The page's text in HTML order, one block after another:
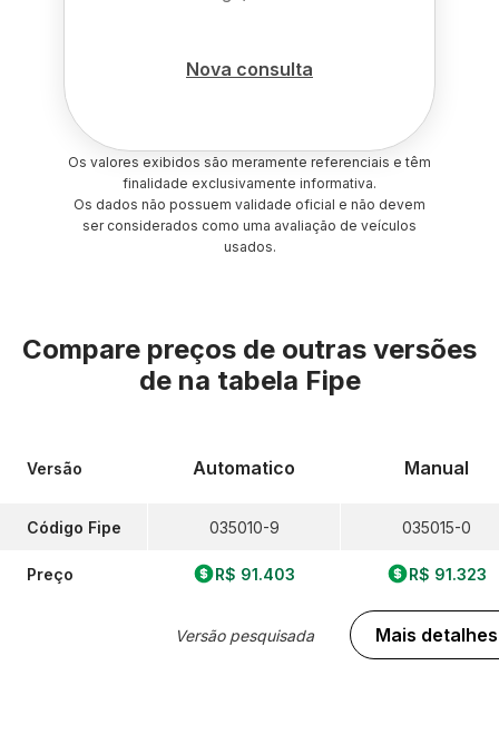
Nova consulta
Os valores exibidos são meramente referenciais e têm
finalidade exclusivamente informativa.
Os dados não possuem validade oficial e não devem
ser considerados como uma avaliação de veículos
usados.
Compare preços de outras versões
de na tabela Fipe
Versão
Código Fipe
Preço
Automatico
035010-9
R$ 91.403
Versão pesquisada
Manual
035015-0
R$ 91.323
Mais detalhes